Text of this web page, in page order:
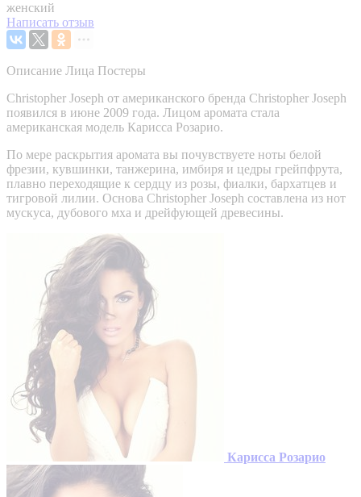
женский
Написать отзыв
Описание Лица Постеры
Christopher Joseph от американского бренда Christopher Joseph
появился в июне 2009 года. Лицом аромата стала
американская модель Карисса Розарио.
По мере раскрытия аромата вы почувствуете ноты белой
фрезии, кувшинки, танжерина, имбиря и цедры грейпфрута,
плавно переходящие к сердцу из розы, фиалки, бархатцев и
тигровой лилии. Основа Christopher Joseph составлена из нот
мускуса, дубового мха и дрейфующей древесины.
Карисса Розарио